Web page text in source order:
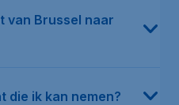
van Brussel naar
die ik kan nemen?